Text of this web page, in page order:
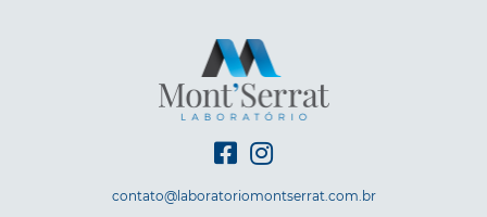
contato@laboratoriomontserrat.com.br